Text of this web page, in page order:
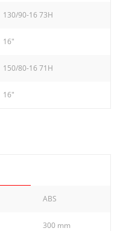
130/90-16 73H
16"
150/80-16 71H
16"
ABS
300 mm